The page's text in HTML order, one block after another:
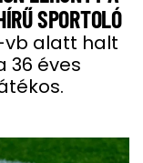
SPORTOLÓ
vb alatt halt
36 éves